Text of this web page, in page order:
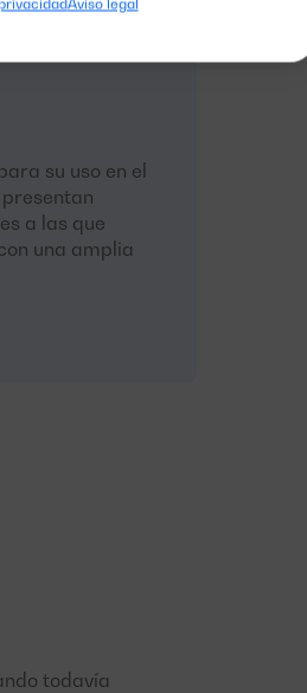
Aviso legal
su uso en el
a las que
una amplia
todavía